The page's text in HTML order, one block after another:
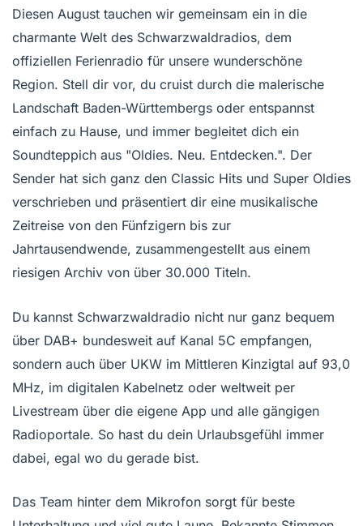
Diesen August tauchen wir gemeinsam ein in die
charmante Welt des Schwarzwaldradios, dem
offiziellen Ferienradio für unsere wunderschöne
Region. Stell dir vor, du cruist durch die malerische
Landschaft Baden-Württembergs oder entspannst
einfach zu Hause, und immer begleitet dich ein
Soundteppich aus "Oldies. Neu. Entdecken.". Der
Sender hat sich ganz den Classic Hits und Super Oldies
verschrieben und präsentiert dir eine musikalische
Zeitreise von den Fünfzigern bis zur
Jahrtausendwende, zusammengestellt aus einem
riesigen Archiv von über 30.000 Titeln.
Du kannst Schwarzwaldradio nicht nur ganz bequem
über DAB+ bundesweit auf Kanal 5C empfangen,
sondern auch über UKW im Mittleren Kinzigtal auf 93,0
MHz, im digitalen Kabelnetz oder weltweit per
Livestream über die eigene App und alle gängigen
Radioportale. So hast du dein Urlaubsgefühl immer
dabei, egal wo du gerade bist.
Das Team hinter dem Mikrofon sorgt für beste